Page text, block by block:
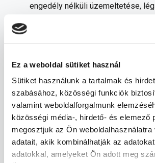
Ez a weboldal sütiket használ
Sütiket használunk a tartalmak és
szabásához, közösségi funkciók
valamint weboldalforgalmunk
közösségi média-, hirdető- és elemező
megosztjuk az Ön weboldalhasználatra
adatait, akik kombinálhatják az
adatokkal, amelyeket Ön adott meg
engedély nélküli üzemeltetése,
kötelezettségének nem vagy nem
teljesítése 1 M HUF
ADR 2025
Energetikai szakreferens,
tevékenység folytatásához